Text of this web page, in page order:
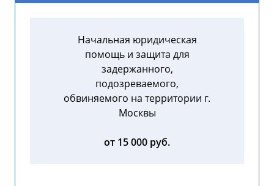
Начальная юридическая
помощь и защита для
задержанного,
подозреваемого,
обвиняемого на территории г.
Москвы
от 15 000 руб.